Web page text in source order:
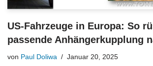
US-Fahrzeuge in Europa: So
passende Anhängerkupplung
von Paul Doliwa Januar 20, 2025